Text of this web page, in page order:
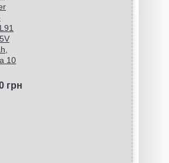
10
грн